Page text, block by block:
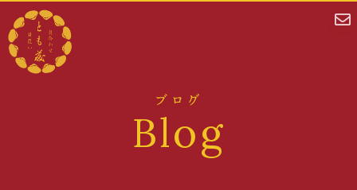
ブログ
Blog